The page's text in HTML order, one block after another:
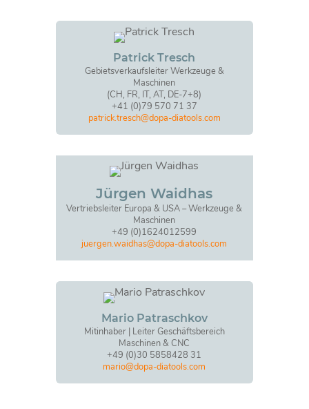
Patrick Tresch
Gebietsverkaufsleiter Werkzeuge &
Maschinen
(CH, FR, IT, AT, DE-7+8)
+41 (0)79 570 71 37
patrick.tresch@dopa-diatools.com
Jürgen Waidhas
Vertriebsleiter Europa & USA – Werkzeuge &
Maschinen
+49 (0)1624012599
juergen.waidhas@dopa-diatools.com
Mario Patraschkov
Mitinhaber | Leiter Geschäftsbereich
Maschinen & CNC
+49 (0)30 5858428 31
mario@dopa-diatools.com